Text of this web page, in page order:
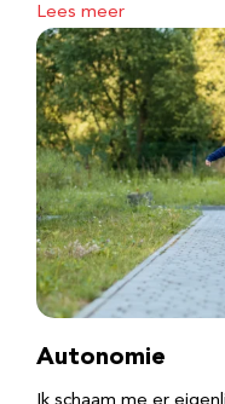
Lees meer
Autonomie